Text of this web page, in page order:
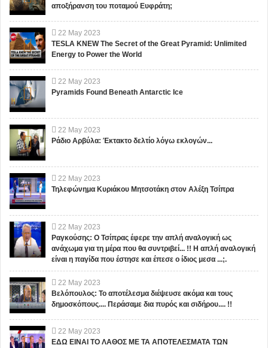
αποξήρανση του ποταμού Ευφράτη;
22 May 2023
TESLA KNEW The Secret of the Great Pyramid: Unlimited
Energy to Power the World
22 May 2023
Pyramids Found Beneath Antarctic Ice
22 May 2023
Ράδιο Αρβύλα: Έκτακτο δελτίο λόγω εκλογών...
22 May 2023
Τηλεφώνημα Κυριάκου Μητσοτάκη στον Αλέξη Τσίπρα
22 May 2023
Ραγκούσης: Ο Τσίπρας έφερε την απλή αναλογική ως
ανάχωμα για τη μέρα που θα συντριβεί... !! Η απλή αναλογική
είναι η παγίδα που έστησε και έπεσε ο ίδιος μεσα ...;.
22 May 2023
Βελόπουλος: Το αποτέλεσμα διέψευσε ακόμα και τους
δημοσκόπους.... Περάσαμε δια πυρός και σιδήρου.... !!
22 May 2023
ΕΔΩ ΕΙΝΑΙ ΤΟ ΛΑΘΟΣ ΜΕ ΤΑ ΑΠΟΤΕΛΕΣΜΑΤΑ ΤΩΝ